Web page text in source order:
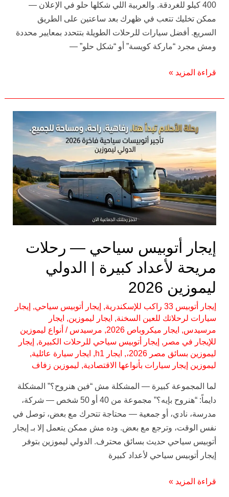
400 كيلو للغردقة. والعربية اللي شكلها حلو في الإعلان —
ممكن تخليك تتعب في ظهرك بعد ساعتين على الطريق
السريع. أفضل سيارات للرحلات الطويلة بتتحدد بمعايير محددة
ومش مجرد “ماركة كويسة” أو “شكل حلو” —
قراءة المزيد »
إيجار أتوبيس سياحي — رحلات
مريحة لأعداد كبيرة | الدولي
ليموزين 2026
إيجار أتوبيس 33 راكب للإسكندرية , إيجار أتوبيس سياحي, إيجار
سيارات لرحلاتك للعين السخنة, ايجار ليموزين, ايجار
مرسيدس, ايجار ميكروباص 2026 , مرسيدس / أنواع ليموزين
للإيجار في مصر , إيجار أتوبيس سياحي للرحلات الكبيرة, إيجار
ليموزين بسائق مصر 2026،
, ايجار h1 , ايجار سيارة عائلية,
ليموزين إيجار سيارات بأنواعها الاقتصادية, ليموزين زفاف
لما المجموعة كبيرة — المشكلة مش “فين هنروح؟” المشكلة
دايماً: “هنروح بإيه؟” مجموعة من 40 أو 50 شخص — شركة،
مدرسة، نادي، أو جمعية — محتاجة تتحرك مع بعض، توصل في
نفس الوقت، وترجع مع بعض. وده مش ممكن يتعمل إلا بـ إيجار
أتوبيس سياحي حديث بسائق محترف. الدولي ليموزين بتوفر
إيجار أتوبيس سياحي لأعداد كبيرة
أتوبيس
—
رحلات
مريحة
لأعداد
كبيرة
|
الدولي
ليموزين
2026
قراءة المزيد »